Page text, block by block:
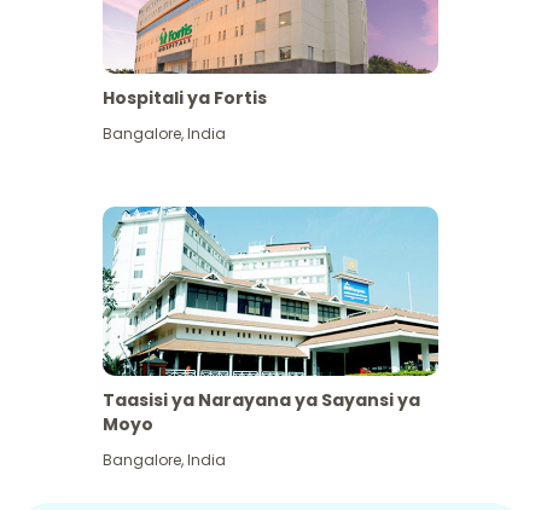
Hospitali ya Fortis
Bangalore,India
Taasisi ya Narayana ya Sayansi ya
Moyo
Bangalore,India